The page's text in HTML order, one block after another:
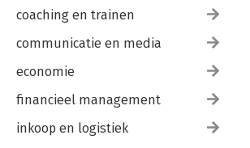
coaching en trainen
communicatie en media
economie
financieel management
inkoop en logistiek